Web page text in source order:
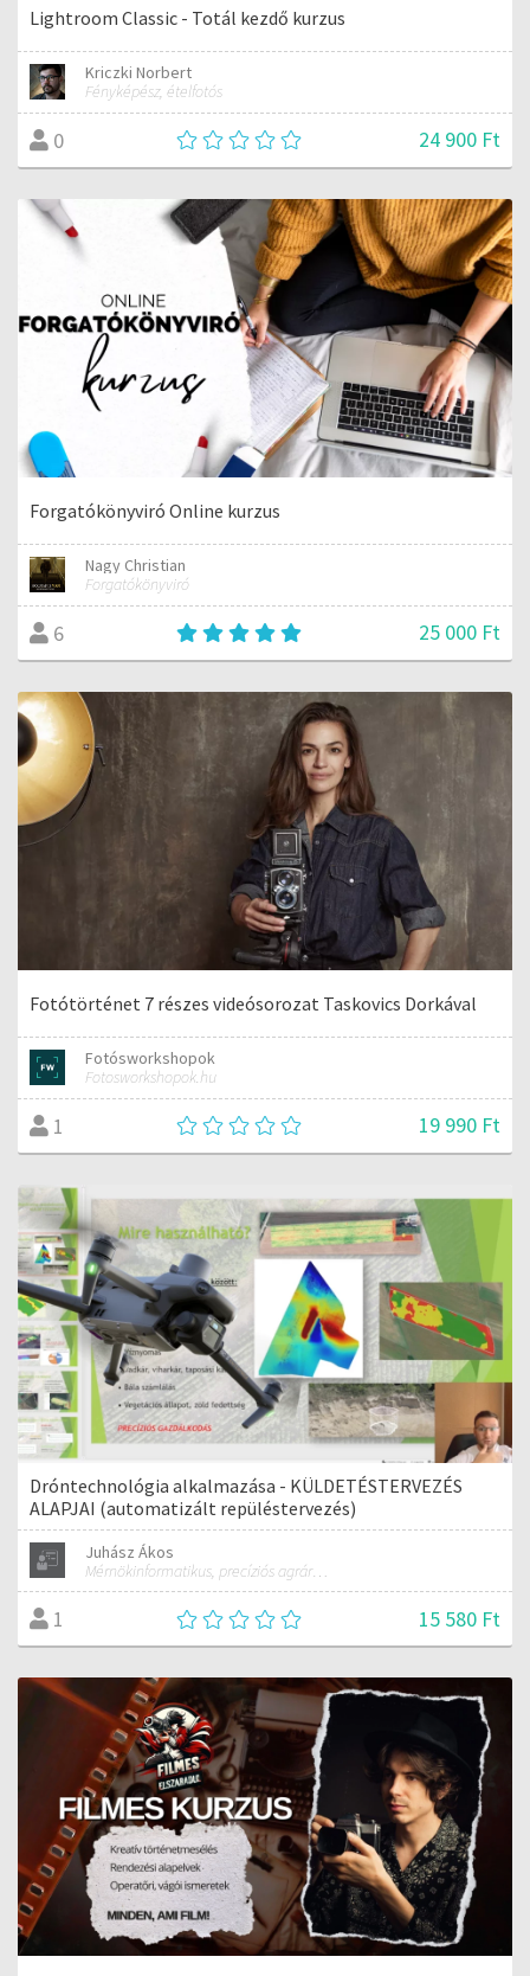
Lightroom Classic - Totál kezdő kurzus
Kriczki Norbert
Fényképész, ételfotós
0 24 900 Ft
Forgatókönyviró Online kurzus
Nagy Christian
Forgatókönyviró
6 25 000 Ft
Fotótörténet 7 részes videósorozat Taskovics Dorkával
Fotósworkshopok
Fotosworkshopok.hu
1 19 990 Ft
Dróntechnológia alkalmazása - KÜLDETÉSTERVEZÉS
ALAPJAI (automatizált repüléstervezés)
Juhász Ákos
Mérnökinformatikus, precíziós agrárgazdálkodási szakmérnök, hivatásos ipari drónpilóta
1 15 580 Ft